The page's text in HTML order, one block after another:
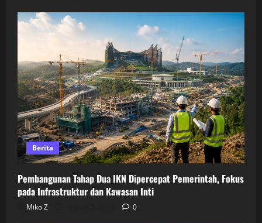
Berita
Pembangunan Tahap Dua IKN Dipercepat Pemerintah, Fokus
pada Infrastruktur dan Kawasan Inti
Miko Z 0